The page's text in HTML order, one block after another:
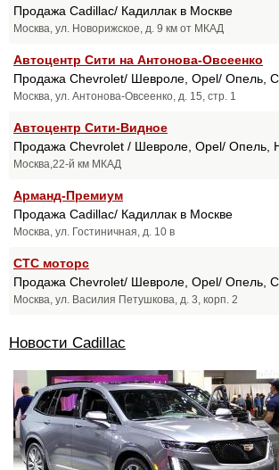
Продажа Cadillaс/ Кадиллак в Москве
Москва, ул. Новорижское, д. 9 км от МКАД
Автоцентр Сити на Антонова-Овсеенко
Продажа Chevrolet/ Шевроле, Opel/ Опель,
Москва, ул. Антонова-Овсеенко, д. 15, стр. 1
Автоцентр Сити-Видное
Продажа Chevrolet / Шевроле, Opel/ Опель,
Москва,22-й км МКАД
Арманд-Премиум
Продажа Cadillac/ Кадиллак в Москве
Москва, ул. Гостиничная, д. 10 в
СТС моторс
Продажа Chevrolet/ Шевроле, Opel/ Опель,
Москва, ул. Василия Петушкова, д. 3, корп. 2
Новости Cadillac